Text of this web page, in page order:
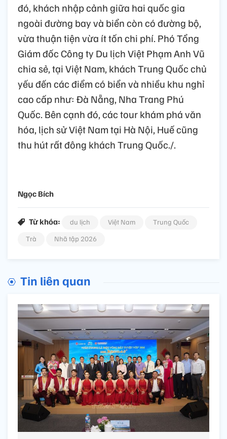
đó, khách nhập cảnh giữa hai quốc gia
ngoài đường bay và biển còn có đường bộ,
vừa thuận tiện vừa ít tốn chi phí. Phó Tổng
Giám đốc Công ty Du lịch Việt Phạm Anh Vũ
chia sẻ, tại Việt Nam, khách Trung Quốc chủ
yếu đến các điểm có biển và nhiều khu nghỉ
cao cấp như: Đà Nẵng, Nha Trang Phú
Quốc. Bên cạnh đó, các tour khám phá văn
hóa, lịch sử Việt Nam tại Hà Nội, Huế cũng
thu hút rất đông khách Trung Quốc./.
Ngọc Bích
Từ khóa: du lịch Việt Nam
Trung Quốc
Trà
Nhã tập 2026
Tin liên quan